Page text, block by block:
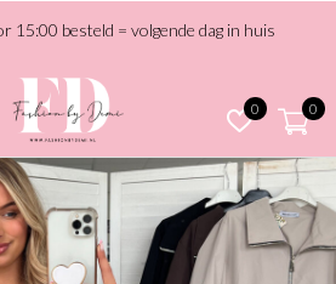
0 0
15:00 besteld = volgende dag in huis